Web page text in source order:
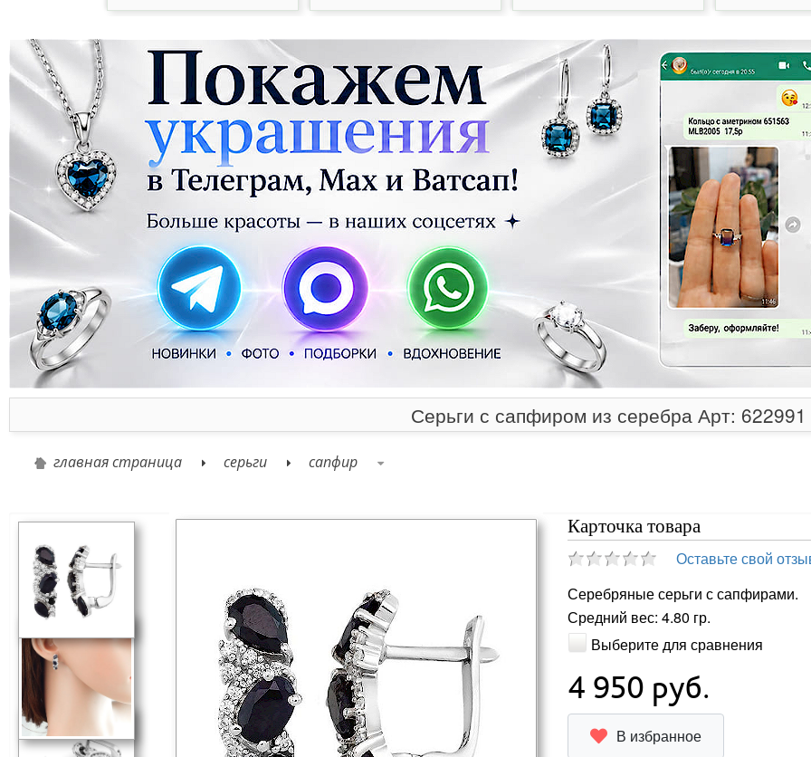
Серьги с сапфиром из серебра Арт: 622991
главная страница серьги сапфир
Карточка товара
Оставьте свой
Серебряные серьги с сапфирами.
Средний вес: 4.80 гр.
Выберите для сравнения
4 950 руб.
В избранное